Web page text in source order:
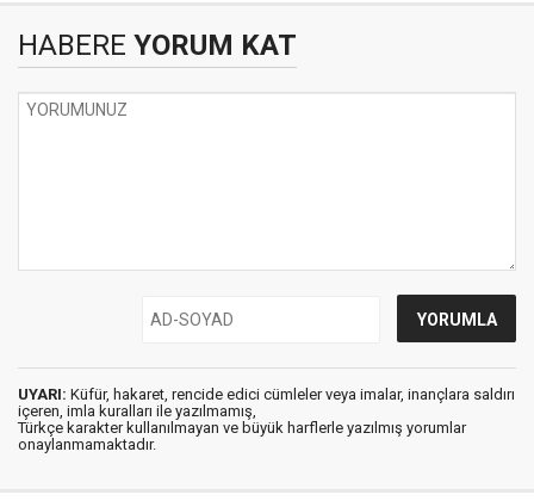
HABERE YORUM KAT
UYARI: Küfür, hakaret, rencide edici cümleler veya imalar, inançlara saldırı
içeren, imla kuralları ile yazılmamış,
Türkçe karakter kullanılmayan ve büyük harflerle yazılmış yorumlar
onaylanmamaktadır.